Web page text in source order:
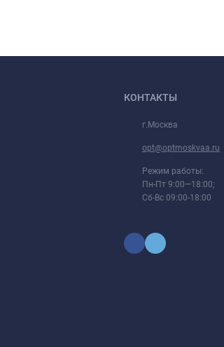
КОНТАКТЫ
г.Москва
opt@optmoskvaa.ru
Режим работы:
Пн-Пт 9:00—18:00;
Сб-Вс 09:00-18:00